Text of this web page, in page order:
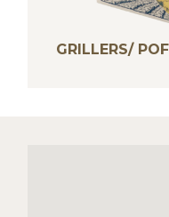
GRILLERS/